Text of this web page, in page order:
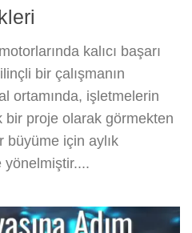
kalıcı başarı
bir çalışmanın
ortamında, işletmelerin
bir proje olarak görmekten
büyüme için aylık
yönelmiştir....